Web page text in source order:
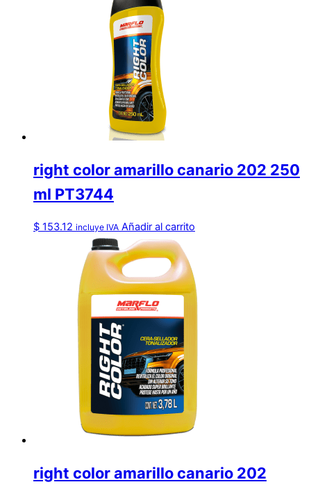
right color amarillo canario 202 250
ml PT3744
$ 153.12 incluye IVA Añadir al carrito
right color amarillo canario 202